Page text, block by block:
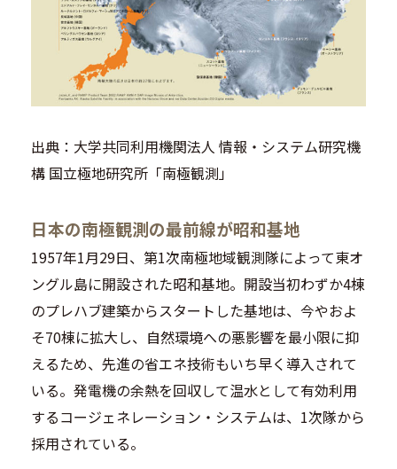
出典：大学共同利用機関法人 情報・システム研究機
構 国立極地研究所「南極観測」
日本の南極観測の最前線が昭和基地
1957年1月29日、第1次南極地域観測隊によって東オ
ングル島に開設された昭和基地。開設当初わずか4棟
のプレハブ建築からスタートした基地は、今やおよ
そ70棟に拡大し、自然環境への悪影響を最小限に抑
えるため、先進の省エネ技術もいち早く導入されて
いる。発電機の余熱を回収して温水として有効利用
するコージェネレーション・システムは、1次隊から
採用されている。